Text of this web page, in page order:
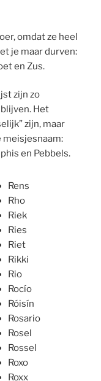
omdat ze heel
je maar durven:
en Zus.
zijn zo
Het
zijn, maar
en Pebbels.
Rens
Rho
Riek
Ries
Riet
Rikki
Rio
Rocío
Róisín
Rosario
Rosel
Rossel
Roxo
Roxx